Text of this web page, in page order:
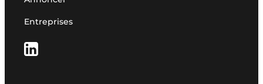
Entreprises